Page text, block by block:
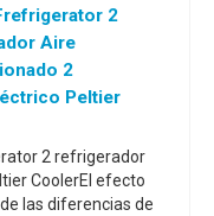
2
Aire
2
Peltier
2 refrigerador
CoolerEl efecto
las diferencias de